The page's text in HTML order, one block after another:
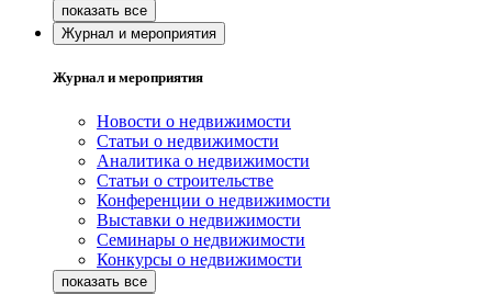
Журнал и мероприятия
Журнал и мероприятия
Новости о недвижимости
Статьи о недвижимости
Аналитика о недвижимости
Статьи о строительстве
Конференции о недвижимости
Выставки о недвижимости
Семинары о недвижимости
Конкурсы о недвижимости